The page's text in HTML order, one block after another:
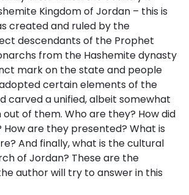
Kingdom of Jordan – this is
created and ruled by the
descendants of the Prophet
from the Hashemite dynasty
mark on the state and people
adopted certain elements of the
carved a unified, albeit somewhat
of them. Who are they? How did
How are they presented? What is
And finally, what is the cultural
of Jordan? These are the
author will try to answer in this